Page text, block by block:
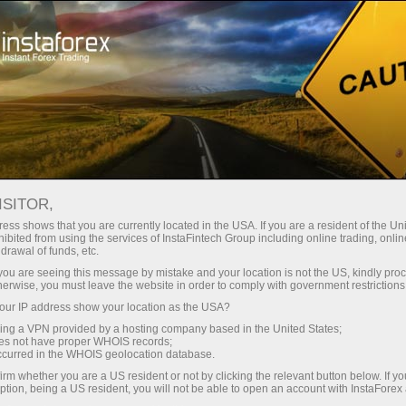
Mengenai InstaForex Berita Syarikat
MELABUR UNTUK MASA
DEPAN: MENANGI HADIAH
BERNILAI $4,000 SEMPENA
HARI KELUARGA SEDUNIA
shows that you are currently located in the USA. If you are a resident of the
from using the services of InstaFintech Group including online trading,
of funds, etc.
are seeing this message by mistake and your location is not the US, kindly
you must leave the website in order to comply with government
IP address show your location as the USA?
a VPN provided by a hosting company based in the United States;
not have proper WHOIS records;
in the WHOIS geolocation database.
whether you are a US resident or not by clicking the relevant button below. If
being a US resident, you will not be able to open an account with InstaForex